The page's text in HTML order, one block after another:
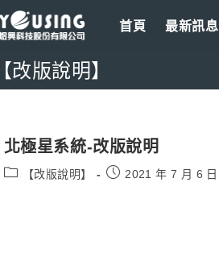
首頁 最新訊息
【改版說明】
北極星系統-改版說明
Post
【改版說明】
Post2021 年 7 月 6 日